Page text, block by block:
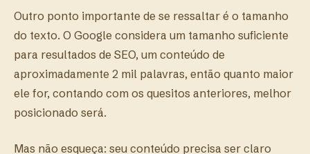
Outro ponto importante de se ressaltar é o tamanho
do texto. O Google considera um tamanho suficiente
para resultados de SEO, um conteúdo de
aproximadamente 2 mil palavras, então quanto maior
ele for, contando com os quesitos anteriores, melhor
posicionado será.
Mas não esqueça: seu conteúdo precisa ser claro